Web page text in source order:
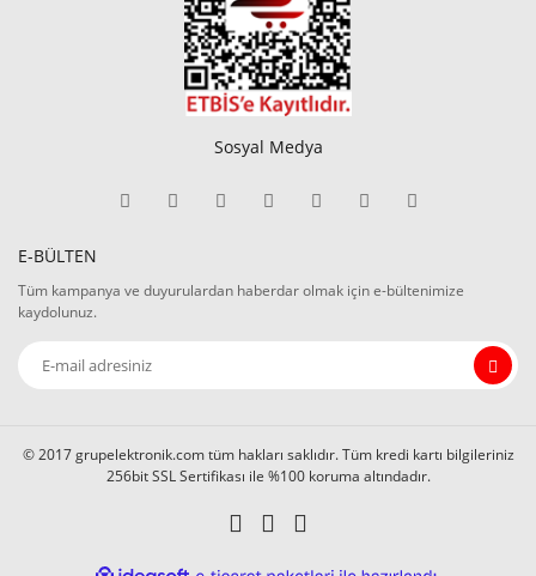
Sosyal Medya
E-BÜLTEN
Tüm kampanya ve duyurulardan haberdar olmak için e-bültenimize
kaydolunuz.
© 2017 grupelektronik.com tüm hakları saklıdır. Tüm kredi kartı bilgileriniz
256bit SSL Sertifikası ile %100 koruma altındadır.